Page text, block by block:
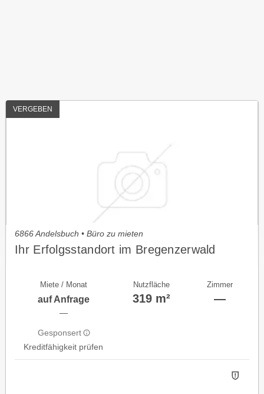
VERGEBEN
6866 Andelsbuch • Büro zu mieten
Ihr Erfolgsstandort im Bregenzerwald
Miete / Monat
auf Anfrage
—
Gesponsert
Kreditfähigkeit prüfen
Nutzfläche
319 m²
Zimmer
—